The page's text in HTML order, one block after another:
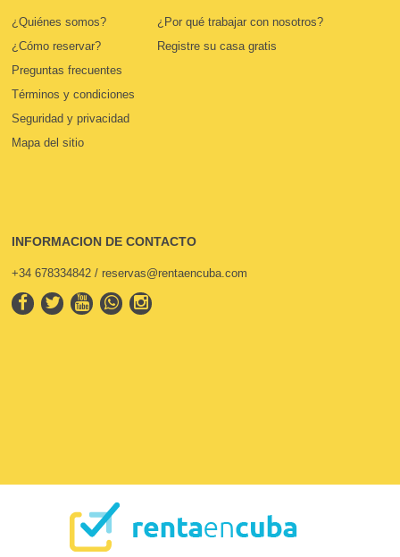
¿Quiénes somos?
¿Cómo reservar?
Preguntas frecuentes
Términos y condiciones
Seguridad y privacidad
Mapa del sitio
¿Por qué trabajar con nosotros?
Registre su casa gratis
INFORMACION DE CONTACTO
+34 678334842 / reservas@rentaencuba.com